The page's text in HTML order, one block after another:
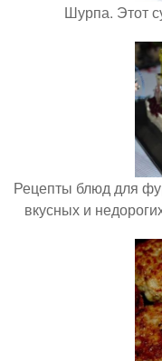
Шурпа. Этот
Рецепты блюд для
вкусных и